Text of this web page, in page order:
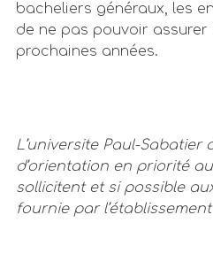
bacheliers généraux, les
de ne pas pouvoir assurer
prochaines années.
L’universite Paul-Sabatier
d’orientation en priorité
sollicitent et si possible
fournie par l’établissement